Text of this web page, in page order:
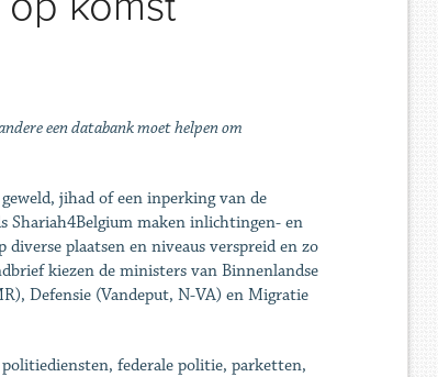
een databank moet helpen om
jihad of een inperking van de
Shariah4Belgium maken inlichtingen- en
plaatsen en niveaus verspreid en zo
kiezen de ministers van Binnenlandse
Defensie (Vandeput, N-VA) en Migratie
federale politie, parketten,